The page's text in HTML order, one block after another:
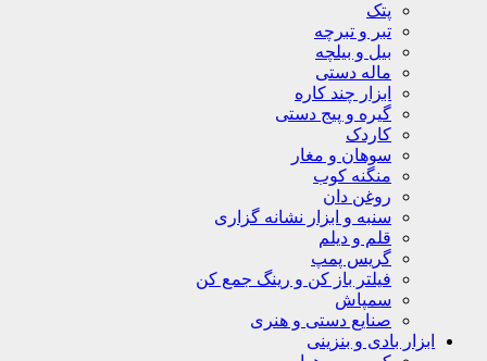
پتک
تبر و تبرچه
بیل و بیلچه
ماله دستی
ابزار چند کاره
گیره و پیج دستی
کاردک
سوهان و مغار
منگنه کوب
روغن دان
سنبه و ابزار نشانه گزاری
قلم و دیلم
گریس پمپ
فیلتر باز کن و رینگ جمع کن
سمپاش
صنایع دستی و هنری
ابزار بادی و بنزینی